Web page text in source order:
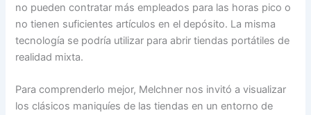
no pueden contratar más empleados para las horas pico o
no tienen suficientes artículos en el depósito. La misma
tecnología se podría utilizar para abrir tiendas portátiles de
realidad mixta.
Para comprenderlo mejor, Melchner nos invitó a visualizar
los clásicos maniquíes de las tiendas en un entorno de